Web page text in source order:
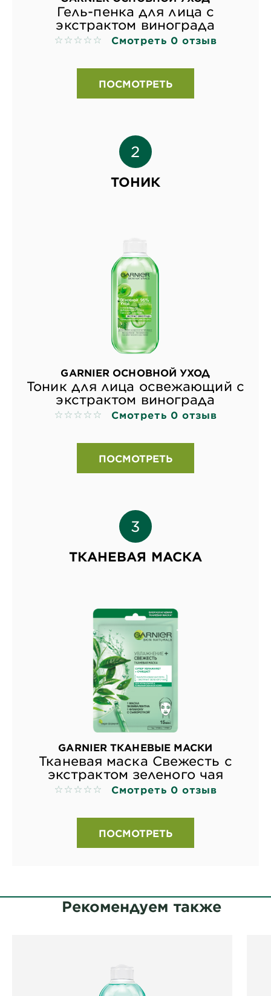
Гель-пенка для лица с
экстрактом винограда
No reviews Смотреть 0 отзыв
ПОСМОТРЕТЬ
ТОНИК
GARNIER ОСНОВНОЙ УХОД
Тоник для лица освежающий с
экстрактом винограда
No reviews Смотреть 0 отзыв
ПОСМОТРЕТЬ
ТКАНЕВАЯ МАСКА
GARNIER ТКАНЕВЫЕ МАСКИ
Тканевая маска Свежесть с
экстрактом зеленого чая
No reviews Смотреть 0 отзыв
ПОСМОТРЕТЬ
Рекомендуем также